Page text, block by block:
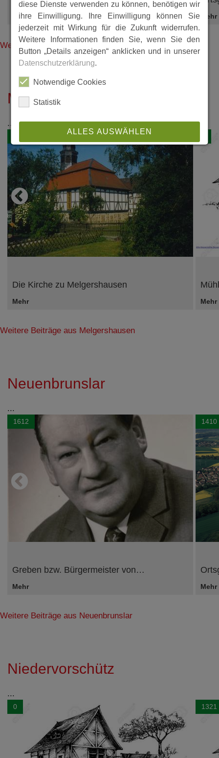
Mehr Mehr
Weitere Beiträge aus Lohre
Melgershausen
...
Die Kirche zu Melgershausen
Mehr Mehr
Weitere Beiträge aus Melgershausen
Neuenbrunslar
...
1612
Greben bzw. Bürgermeister von…
Mehr
1410
Mehr
Weitere Beiträge aus Neuenbrunslar
Niedervorschütz
...
0 1321
diese Dienste verwenden zu können, benötigen wir
ihre Einwilligung. Ihre Einwilligung können Sie
jederzeit mit Wirkung für die Zukunft widerrufen.
Weitere Informationen finden Sie, wenn Sie den
Button „Details anzeigen“ anklicken und in unserer
Datenschutzerklärung.
Notwendige Cookies
Statistik
ALLES AUSWÄHLEN
ABLEHNEN
SPEICHERN
Details anzeigen
Impressum|Datenschutz